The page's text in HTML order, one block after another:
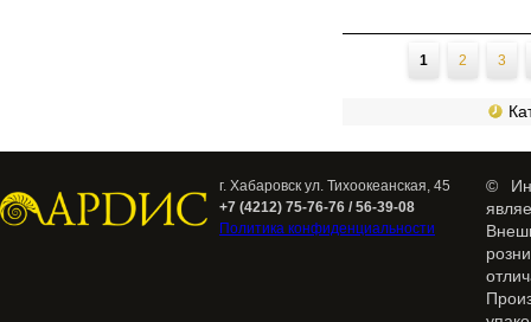
1 2 3
г. Хабаровск ул. Тихоокеанская, 45
+7 (4212) 75-76-76 / 56-39-08
Политика конфиденциальности
©